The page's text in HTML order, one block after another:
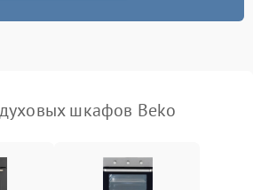
шкафов Beko